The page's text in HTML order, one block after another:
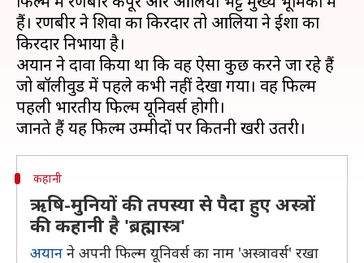
हैं। रणबीर ने शिवा का किरदार तो आलिया ने ईशा का
किरदार निभाया है।
अयान ने दावा किया था कि वह ऐसा कुछ करने जा रहे हैं
जो बॉलीवुड में पहले कभी नहीं देखा गया। वह फिल्म
पहली भारतीय फिल्म यूनिवर्स होगी।
कहानी
ऋषि-मुनियों की तपस्या से पैदा हुए अस्त्रों
की कहानी है 'ब्रह्मास्त्र'
अयान ने अपनी फिल्म यूनिवर्स का नाम 'अस्त्रावर्स' रखा